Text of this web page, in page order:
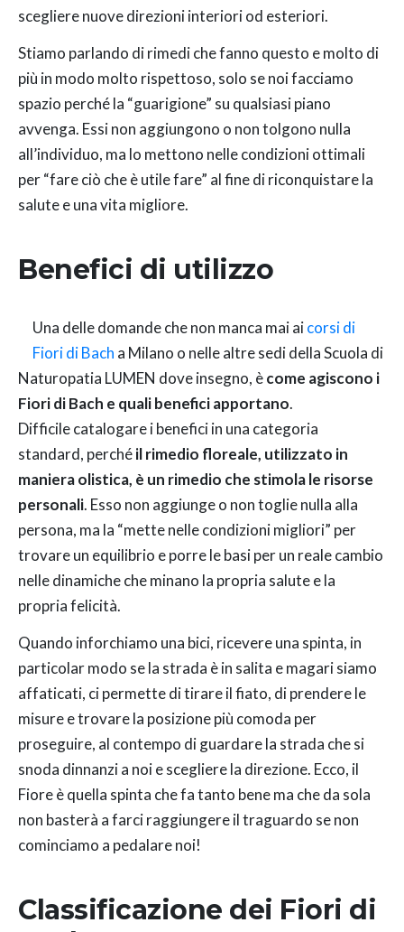
scegliere nuove direzioni interiori od esteriori.
Stiamo parlando di rimedi che fanno questo e molto di
più in modo molto rispettoso, solo se noi facciamo
spazio perché la “guarigione” su qualsiasi piano
avvenga. Essi non aggiungono o non tolgono nulla
all’individuo, ma lo mettono nelle condizioni ottimali
per “fare ciò che è utile fare” al fine di riconquistare la
salute e una vita migliore.
Benefici di utilizzo
Una delle domande che non manca mai aicorsi di
Fiori di Bach a Milano o nelle altre sedi della Scuola di
Naturopatia LUMEN dove insegno, ècome agiscono i
Fiori di Bach e quali benefici apportano.
Difficile catalogare i benefici in una categoria
standard, perchéil rimedio floreale, utilizzato in
maniera olistica, è un rimedio che stimola le risorse
personali. Esso non aggiunge o non toglie nulla alla
persona, ma la “mette nelle condizioni migliori” per
trovare un equilibrio e porre le basi per un reale cambio
nelle dinamiche che minano la propria salute e la
propria felicità.
Quando inforchiamo una bici, ricevere una spinta, in
particolar modo se la strada è in salita e magari siamo
affaticati, ci permette di tirare il fiato, di prendere le
misure e trovare la posizione più comoda per
proseguire, al contempo di guardare la strada che si
snoda dinnanzi a noi e scegliere la direzione. Ecco, il
Fiore è quella spinta che fa tanto bene ma che da sola
non basterà a farci raggiungere il traguardo se non
cominciamo a pedalare noi!
Classificazione dei Fiori di